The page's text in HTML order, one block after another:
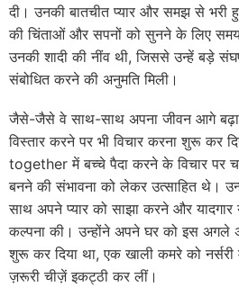
दी। उनकी बातचीत प्यार और समझ से भरी
की चिंताओं और सपनों को सुनने के लिए
उनकी शादी की नींव थी, जिससे उन्हें बड़े
संबोधित करने की अनुमति मिली।
जैसे-जैसे वे साथ-साथ अपना जीवन आगे बढ़ाते
विस्तार करने पर भी विचार करना शुरू कर
together में बच्चे पैदा करने के विचार पर
बनने की संभावना को लेकर उत्साहित थे।
साथ अपने प्यार को साझा करने और यादगार
कल्पना की। उन्होंने अपने घर को इस अगले
शुरू कर दिया था, एक खाली कमरे को
ज़रूरी चीज़ें इकट्ठी कर लीं।